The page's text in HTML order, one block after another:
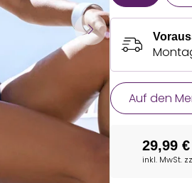
Auf den
29,99 €
inkl. MwSt.